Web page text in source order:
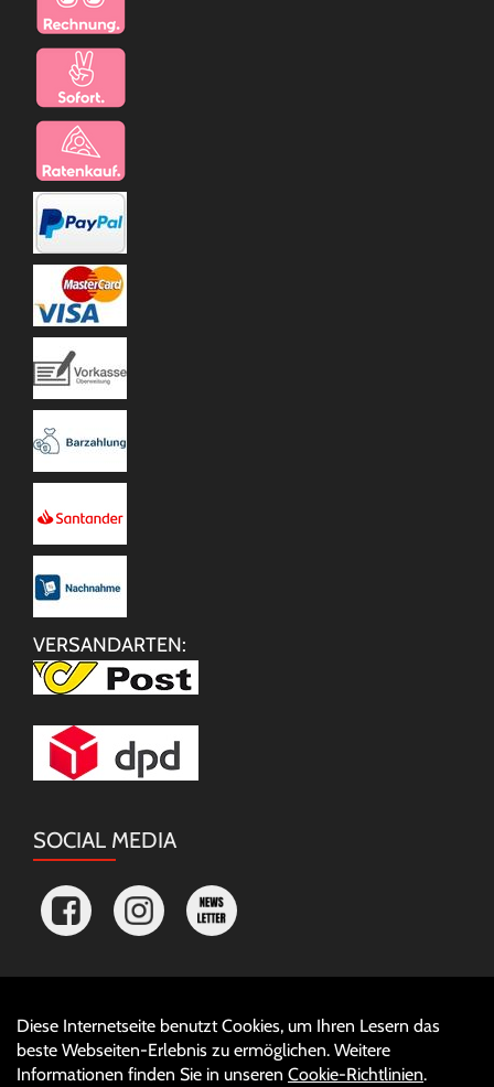
VERSANDARTEN:
SOCIAL MEDIA
Diese Internetseite benutzt Cookies, um Ihren Lesern das
beste Webseiten-Erlebnis zu ermöglichen. Weitere
Informationen finden Sie in unseren Cookie-Richtlinien.
Auftrag widerrufen